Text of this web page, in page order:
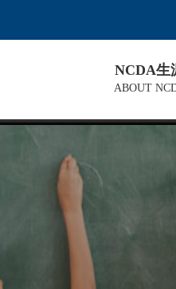
NCDA生
ABOUT